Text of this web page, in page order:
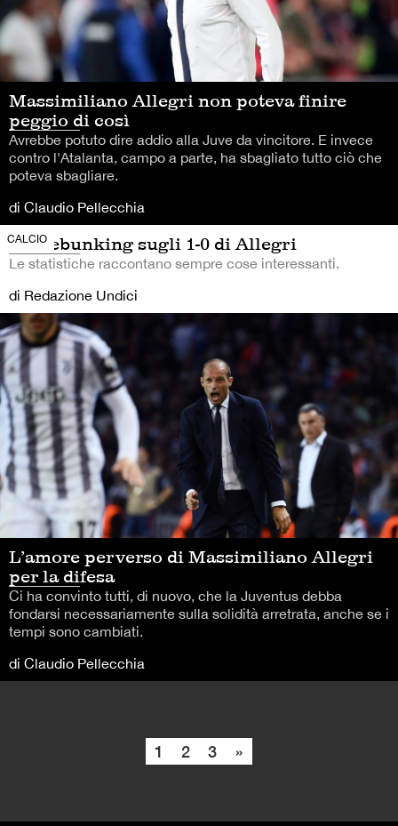
Massimiliano Allegri non poteva finire
peggio di così
Avrebbe potuto dire addio alla Juve da vincitore. E invece
contro l'Atalanta, campo a parte, ha sbagliato tutto ciò che
poteva sbagliare.
di Claudio Pellecchia
CALCIO
Un debunking sugli 1-0 di Allegri
Le statistiche raccontano sempre cose interessanti.
di Redazione Undici
L’amore perverso di Massimiliano Allegri
per la difesa
Ci ha convinto tutti, di nuovo, che la Juventus debba
fondarsi necessariamente sulla solidità arretrata, anche se i
tempi sono cambiati.
di Claudio Pellecchia
1 2 3 »